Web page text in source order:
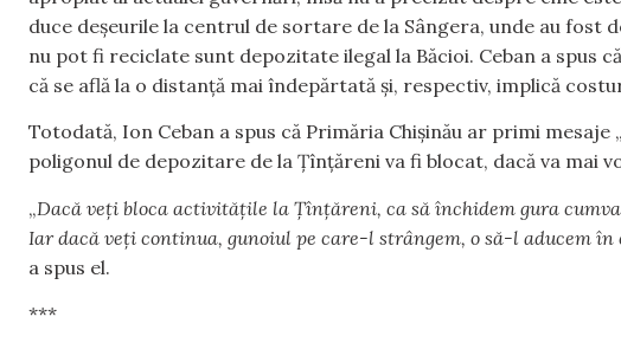
duce deșeurile la centrul de sortare de la Sângera, unde au fost
nu pot fi reciclate sunt depozitate ilegal la Băcioi. Ceban a spus
că se află la o distanță mai îndepărtată și, respectiv, implică
Totodată, Ion Ceban a spus că Primăria Chișinău ar primi
poligonul de depozitare de la Țînțăreni va fi blocat, dacă va mai
„Dacă veți bloca activitățile la Țînțăreni, ca să închidem gura
Iar dacă veți continua, gunoiul pe care-l strângem, o să-l aducem
a spus el.
***